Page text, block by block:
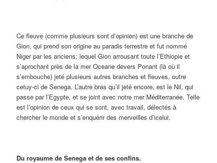
Ce fleuve (comme plusieurs sont d’opinion) est une branche de
Gion, qui prend son origine au paradis terrestre et fut nommé
Niger par les anciens; lequel Gion arrousant toute l’Ethiopie et
s’aprochant près de la mer Oceane devers Ponant (là où il
s’embouche) jeté plusieurs autres branches et fleuves, outre
cetuy-ci de Senega. L’autre bras qu’il jeté encore, est le Nil, qui
passe par l’Egypte, et se joint avec notre mer Méditerranée. Telle
est l’opinion de ceux qui se sont, avec travail, délectés à
chercher le monde et s’enquérir des merveilles d’icelui.
Du royaume de Senega et de ses confins.